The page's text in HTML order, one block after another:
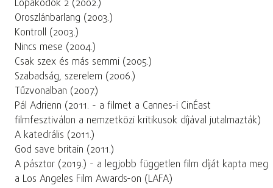
Lopakodók 2 (2002.)
Oroszlánbarlang (2003.)
Kontroll (2003.)
Nincs mese (2004.)
Csak szex és más semmi (2005.)
Szabadság, szerelem (2006.)
Tűzvonalban (2007.)
Pál Adrienn (2011. - a filmet a Cannes-i CinÉast
filmfesztiválon a nemzetközi kritikusok díjával jutalmazták)
A katedrális (2011.)
God save britain (2011.)
A pásztor (2019.) - a legjobb független film díját kapta meg
a Los Angeles Film Awards-on (LAFA)